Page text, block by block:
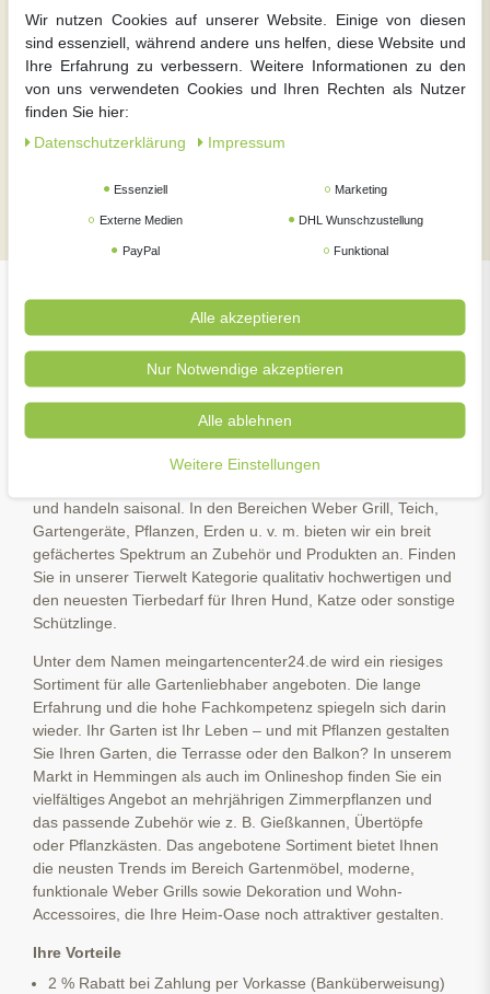
Social Media
Jetzt Tipps und Infos für Ihren Garten in wenigen
instagram YouTube
Über meingartencenter24.de
meingartencenter24.de zählt zu den Online-
Fachgartencentern in Deutschland. Warum? Weil wir einen
stationären Handel bei Hannover als Standbein haben. Bei
uns erhalten Sie nicht nur Beratung, sondern auch
persönliche Fürsorge, dass in Ihrem Garten alles zu Ihrer
und handeln saisonal. In den Bereichen Weber Grill, Teich,
Gartengeräte, Pflanzen, Erden u. v. m. bieten wir ein breit
gefächertes Spektrum an Zubehör und Produkten an. Finden
Sie in unserer Tierwelt Kategorie qualitativ hochwertigen und
den neuesten Tierbedarf für Ihren Hund, Katze oder sonstige
Schützlinge.
Unter dem Namen meingartencenter24.de wird ein riesiges
Sortiment für alle Gartenliebhaber angeboten. Die lange
Erfahrung und die hohe Fachkompetenz spiegeln sich darin
wieder. Ihr Garten ist Ihr Leben – und mit Pflanzen gestalten
Sie Ihren Garten, die Terrasse oder den Balkon? In unserem
Markt in Hemmingen als auch im Onlineshop finden Sie ein
vielfältiges Angebot an mehrjährigen Zimmerpflanzen und
das passende Zubehör wie z. B. Gießkannen, Übertöpfe
oder Pflanzkästen. Das angebotene Sortiment bietet Ihnen
die neusten Trends im Bereich Gartenmöbel, moderne,
funktionale Weber Grills sowie Dekoration und Wohn-
Accessoires, die Ihre Heim-Oase noch attraktiver gestalten.
Ihre Vorteile
2 % Rabatt bei Zahlung per Vorkasse (Banküberweisung)
Wir nutzen Cookies auf unserer Website. Einige von diesen
sind essenziell, während andere uns helfen, diese Website und
Ihre Erfahrung zu verbessern. Weitere Informationen zu den
von uns verwendeten Cookies und Ihren Rechten als Nutzer
finden Sie hier:
Daten­schutz­erklärung
Impressum
Essenziell Marketing
Externe Medien DHL Wunschzustellung
PayPal Funktional
Alle akzeptieren
Nur Notwendige akzeptieren
Alle ablehnen
Weitere Einstellungen